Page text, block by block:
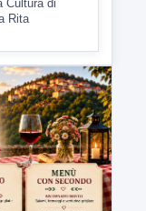
in forse,
a lavorare
Cultura di
Rita